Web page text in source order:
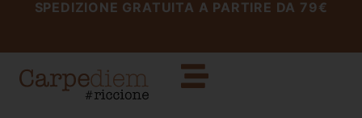
SPEDIZIONE GRATUITA A PARTIRE DA 79€